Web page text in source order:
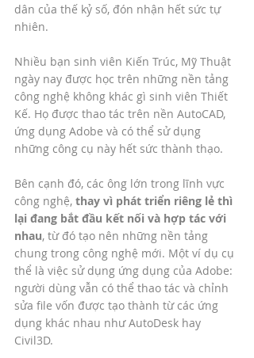
dân của thế kỷ số, đón nhận hết sức tự
nhiên.
Nhiều bạn sinh viên Kiến Trúc, Mỹ Thuật
ngày nay được học trên những nền tảng
công nghệ không khác gì sinh viên Thiết
Kế. Họ được thao tác trên nền AutoCAD,
ứng dụng Adobe và có thể sử dụng
những công cụ này hết sức thành thạo.
Bên cạnh đó, các ông lớn trong lĩnh vực
công nghệ, thay vì phát triển riêng lẻ thì
lại đang bắt đầu kết nối và hợp tác với
nhau, từ đó tạo nên những nền tảng
chung trong công nghệ mới. Một ví dụ cụ
thể là việc sử dụng ứng dụng của Adobe:
người dùng vẫn có thể thao tác và chỉnh
sửa file vốn được tạo thành từ các ứng
dụng khác nhau như AutoDesk hay
Civil3D.